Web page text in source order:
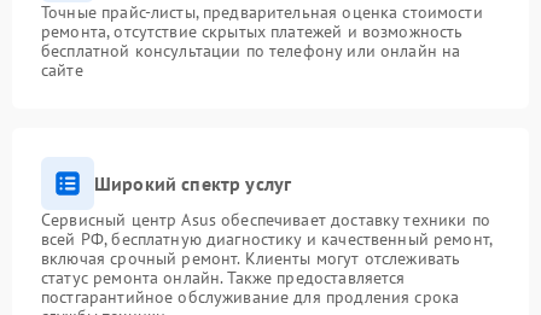
Точные прайс-листы, предварительная оценка стоимости
ремонта, отсутствие скрытых платежей и возможность
бесплатной консультации по телефону или онлайн на
сайте
Широкий спектр услуг
Сервисный центр Asus обеспечивает доставку техники по
всей РФ, бесплатную диагностику и качественный ремонт,
включая срочный ремонт. Клиенты могут отслеживать
статус ремонта онлайн. Также предоставляется
постгарантийное обслуживание для продления срока